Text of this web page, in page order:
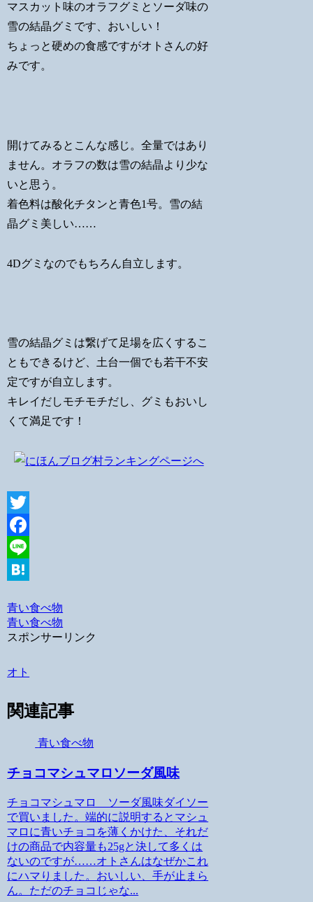
マスカット味のオラフグミとソーダ味の
雪の結晶グミです、おいしい！
ちょっと硬めの食感ですがオトさんの好
みです。
開けてみるとこんな感じ。全量ではあり
ません。オラフの数は雪の結晶より少な
いと思う。
着色料は酸化チタンと青色1号。雪の結
晶グミ美しい……
4Dグミなのでもちろん自立します。
雪の結晶グミは繋げて足場を広くするこ
ともできるけど、土台一個でも若干不安
定ですが自立します。
キレイだしモチモチだし、グミもおいし
くて満足です！
Twitter
Facebook
Line
青い食べ物
青い食べ物
スポンサーリンク
オト
関連記事
青い食べ物
チョコマシュマロソーダ風味
チョコマシュマロ ソーダ風味ダイソー
で買いました。端的に説明するとマシュ
マロに青いチョコを薄くかけた、それだ
けの商品で内容量も25gと決して多くは
ないのですが……オトさんはなぜかこれ
にハマりました。おいしい、手が止まら
ん。ただのチョコじゃな...